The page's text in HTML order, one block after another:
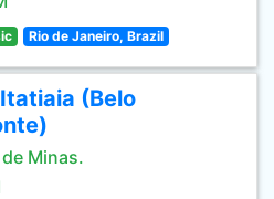
Rio de Janeiro, Brazil
(Belo
Minas.